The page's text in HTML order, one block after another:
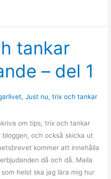
tankar
– del 1
,Just nu,trix och tankar
om tips, trix och tankar
och också skicka ut
kommer att innehålla
då och då. Maila
helst ska jag lära mig hur